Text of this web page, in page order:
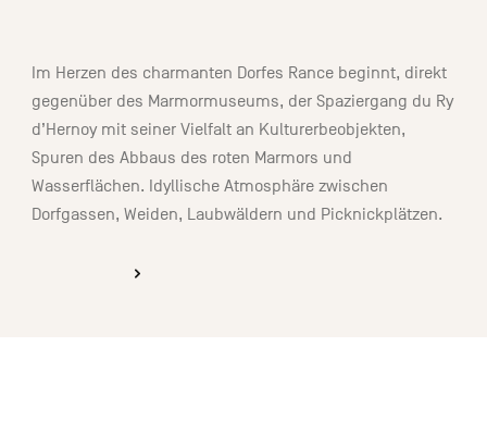
Im Herzen des charmanten Dorfes Rance beginnt, direkt
gegenüber des Marmormuseums, der Spaziergang du Ry
d’Hernoy mit seiner Vielfalt an Kulturerbeobjekten,
Spuren des Abbaus des roten Marmors und
Wasserflächen. Idyllische Atmosphäre zwischen
Dorfgassen, Weiden, Laubwäldern und Picknickplätzen.